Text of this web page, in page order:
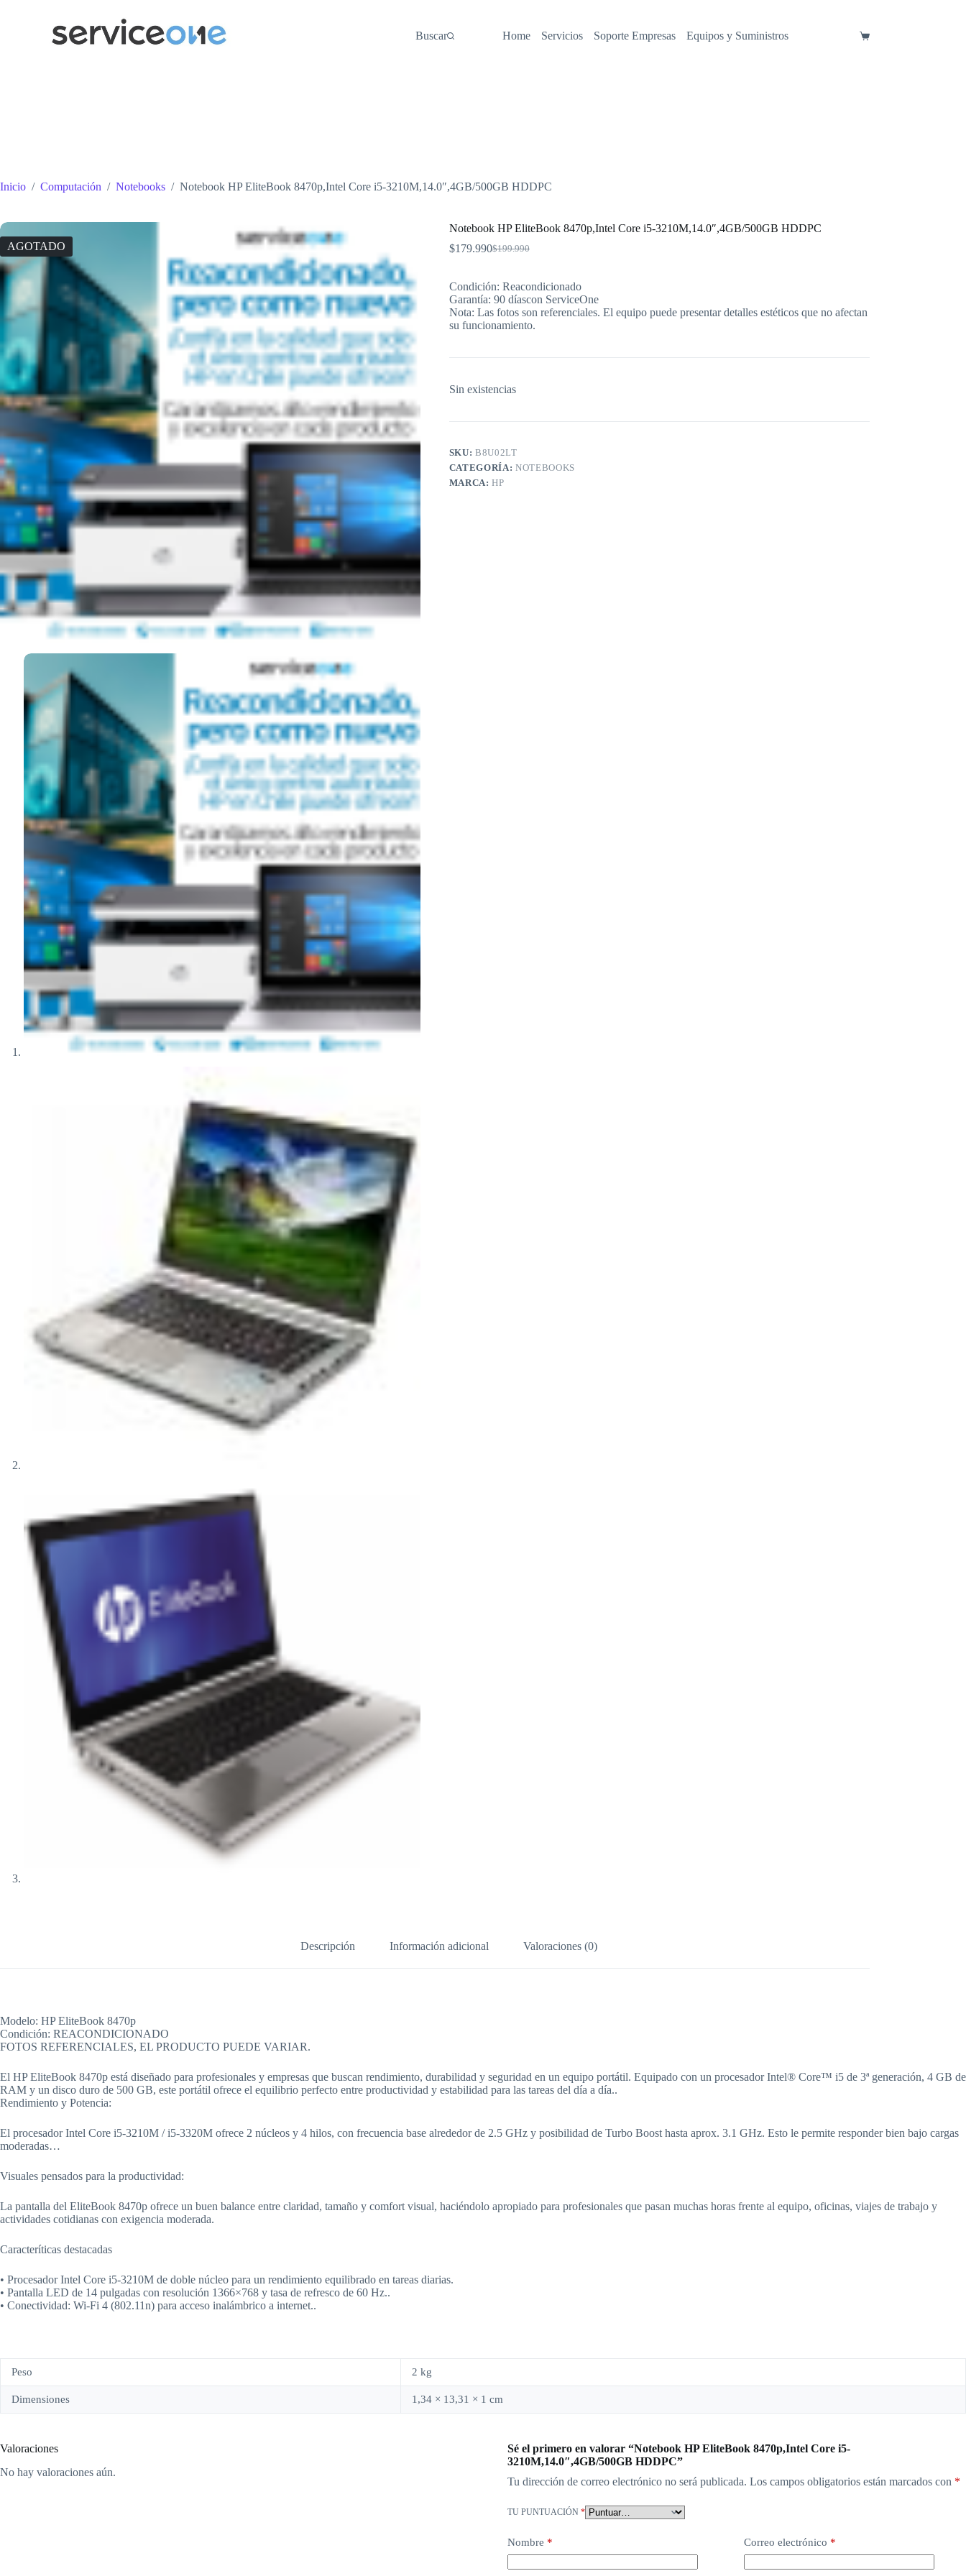
Buscar Home Servicios Soporte Empresas Equipos y Suministros
Carro
Inicio / Computación / Notebooks / Notebook HP EliteBook 8470p,Intel Core i5-3210M,14.0″,4GB/500GB HDDPC
AGOTADO
Notebook HP EliteBook 8470p,Intel Core i5-3210M,14.0″,4GB/500GB HDDPC
$199.990
El
original
era:
$199.990.
$179.990El
actual
es:
$179.990.
Condición: Reacondicionado
Garantía: 90 díascon ServiceOne
Nota: Las fotos son referenciales. El equipo puede presentar detalles estéticos que no afectan
su funcionamiento.
Sin existencias
SKU:B8U02LT
CATEGORÍA: NOTEBOOKS
MARCA:HP
Descripción Información adicional Valoraciones (0)
Modelo: HP EliteBook 8470p
Condición: REACONDICIONADO
FOTOS REFERENCIALES, EL PRODUCTO PUEDE VARIAR.
El HP EliteBook 8470p está diseñado para profesionales y empresas que buscan rendimiento, durabilidad y seguridad en un equipo portátil. Equipado con un procesador Intel® Core™ i5 de 3ª generación, 4 GB de
RAM y un disco duro de 500 GB, este portátil ofrece el equilibrio perfecto entre productividad y estabilidad para las tareas del día a día..
Rendimiento y Potencia:
El procesador Intel Core i5‑3210M / i5‑3320M ofrece 2 núcleos y 4 hilos, con frecuencia base alrededor de 2.5 GHz y posibilidad de Turbo Boost hasta aprox. 3.1 GHz. Esto le permite responder bien bajo cargas
moderadas…
Visuales pensados para la productividad:
La pantalla del EliteBook 8470p ofrece un buen balance entre claridad, tamaño y comfort visual, haciéndolo apropiado para profesionales que pasan muchas horas frente al equipo, oficinas, viajes de trabajo y
actividades cotidianas con exigencia moderada.
Caracteríticas destacadas
• Procesador Intel Core i5-3210M de doble núcleo para un rendimiento equilibrado en tareas diarias.
• Pantalla LED de 14 pulgadas con resolución 1366×768 y tasa de refresco de 60 Hz..
• Conectividad: Wi-Fi 4 (802.11n) para acceso inalámbrico a internet..
Peso 2 kg
Dimensiones 1,34 × 13,31 × 1 cm
Valoraciones
No hay valoraciones aún.
Sé el primero en valorar “Notebook HP EliteBook 8470p,Intel Core i5-
3210M,14.0″,4GB/500GB HDDPC”
Tu dirección de correo electrónico no será publicada. Los campos obligatorios están marcados con *
TU PUNTUACIÓN *
Nombre * Correo electrónico *